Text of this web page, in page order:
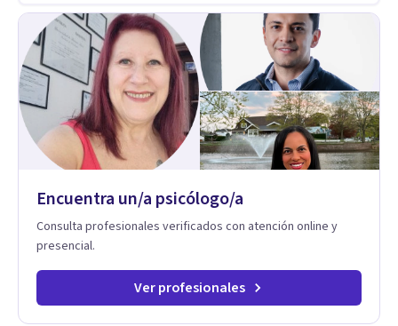
crea un espacio de verbalización libre y sin filtros. A través de
esta conversación abierta y del trabajo analítico conjunto, se
exploran las vivencias que aún condicionan el presente, se les
otorga un nuevo sentido y se transforma su impacto
emocional. De esta forma, los pacientes logran mayor
claridad sobre sí mismos, reducen significativamente su
sufrimiento y alcanzan cambios profundos y duraderos en su
vida y relaciones personales.
Encuentra un/a psicólogo/a
Consulta profesionales verificados con atención online y
presencial.
Ver profesionales